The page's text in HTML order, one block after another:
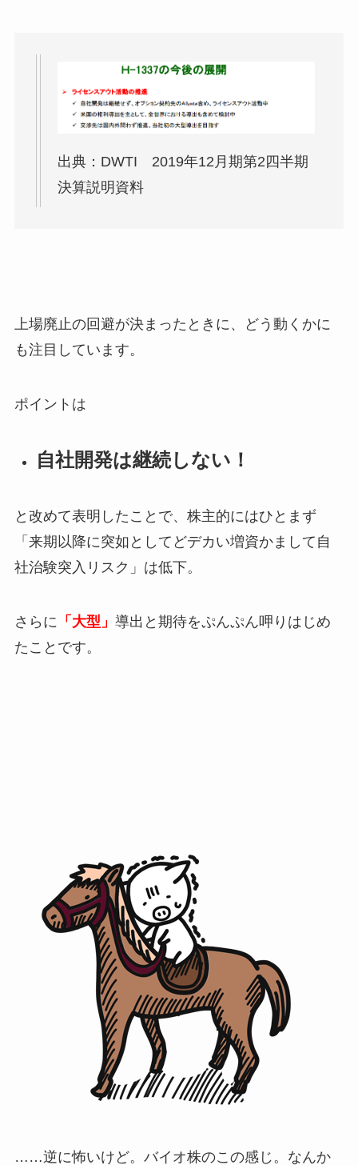
出典：DWTI 2019年12月期第2四半期
決算説明資料
上場廃止の回避が決まったときに、どう動くかに
も注目しています。
ポイントは
自社開発は継続しない！
と改めて表明したことで、株主的にはひとまず
「来期以降に突如としてどデカい増資かまして自
社治験突入リスク」は低下。
さらに 「大型」 導出と期待をぷんぷん呷りはじめ
たことです。
……逆に怖いけど。バイオ株のこの感じ。なんか